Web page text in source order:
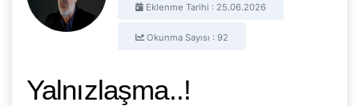
Eklenme Tarihi : 25.06.2026
Okunma Sayısı : 92
Yalnızlaşma..!